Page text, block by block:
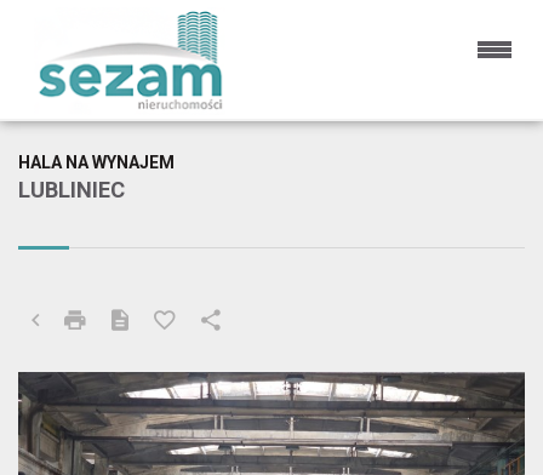
LUBLINIEC
HALA NA WYNAJEM